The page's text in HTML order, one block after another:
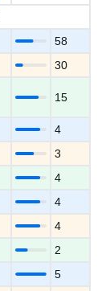
58
30
15
4
3
4
4
4
2
5